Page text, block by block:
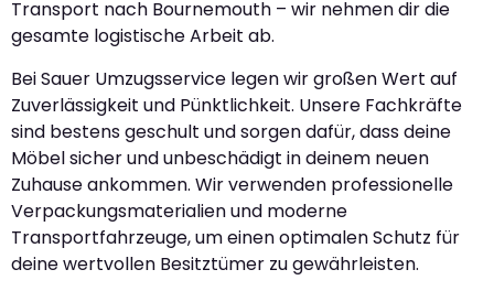
Transport nach Bournemouth – wir nehmen dir die
gesamte logistische Arbeit ab.
Bei Sauer Umzugsservice legen wir großen Wert auf
Zuverlässigkeit und Pünktlichkeit. Unsere Fachkräfte
sind bestens geschult und sorgen dafür, dass deine
Möbel sicher und unbeschädigt in deinem neuen
Zuhause ankommen. Wir verwenden professionelle
Verpackungsmaterialien und moderne
Transportfahrzeuge, um einen optimalen Schutz für
deine wertvollen Besitztümer zu gewährleisten.